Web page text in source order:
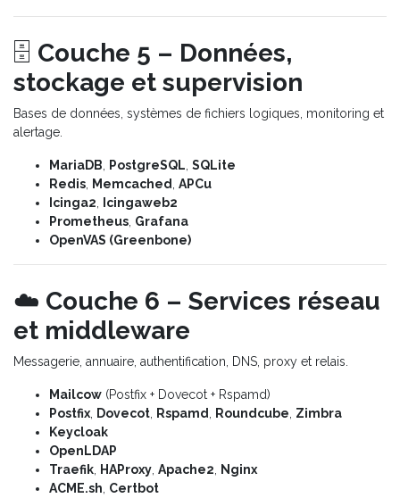
🗄️ Couche 5 – Données,
stockage et supervision
Bases de données, systèmes de fichiers logiques, monitoring et
alertage.
MariaDB PostgreSQL SQLite
Redis
Memcached
APCu
Icinga2
Icingaweb2
Prometheus Grafana
OpenVAS (Greenbone)
☁️ Couche 6 – Services réseau
et middleware
Messagerie, annuaire, authentification, DNS, proxy et relais.
Mailcow (Postfix + Dovecot + Rspamd)
Postfix
Dovecot Rspamd Roundcube Zimbra
Keycloak
OpenLDAP
Traefik
HAProxy Apache2
Nginx
ACME.sh Certbot